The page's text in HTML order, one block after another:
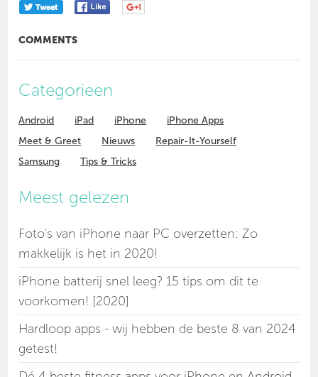
COMMENTS
Categorieen
Android iPad iPhone
iPhone Apps
Meet & Greet
Nieuws
Repair-It-Yourself
Samsung
Tips & Tricks
Meest gelezen
Foto's van iPhone naar PC overzetten: Zo
makkelijk is het in 2020!
iPhone batterij snel leeg? 15 tips om dit te
voorkomen! [2020]
Hardloop apps - wij hebben de beste 8 van 2024
getest!